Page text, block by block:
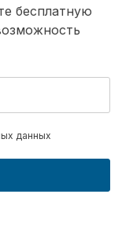
бесплатную
данных